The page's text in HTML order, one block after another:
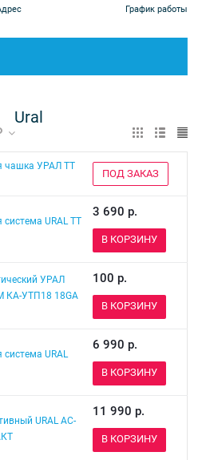
Ural
чашка УРАЛ ТТ
ПОД ЗАКАЗ
система URAL TT
3 690 р.
В КОРЗИНУ
УРАЛ
УТП18 18GA
100 р.
В КОРЗИНУ
система URAL
6 990 р.
В КОРЗИНУ
URAL АС-
11 990 р.
В КОРЗИНУ